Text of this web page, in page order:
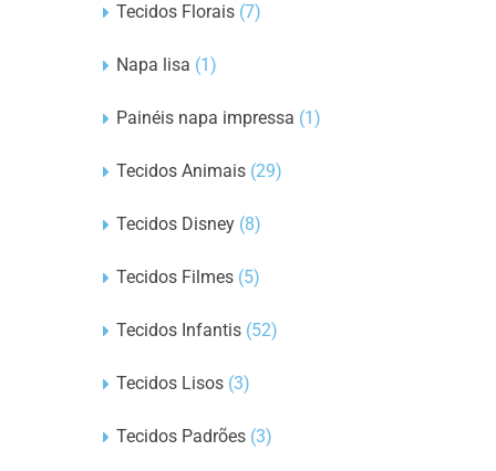
Tecidos Florais (7)
Napa lisa (1)
Painéis napa impressa (1)
Tecidos Animais (29)
Tecidos Disney (8)
Tecidos Filmes (5)
Tecidos Infantis (52)
Tecidos Lisos (3)
Tecidos Padrões (3)